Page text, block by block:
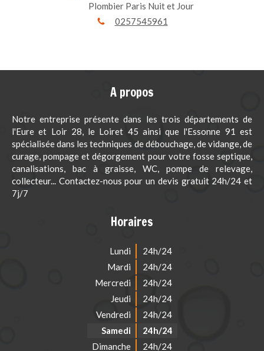
Plombier Paris Nuit et Jour
0257545961
A propos
Notre entreprise présente dans les trois départements de
l'Eure et Loir 28, le Loiret 45 ainsi que l'Essonne 91 est
spécialisée dans les techniques de débouchage, de vidange, de
curage, pompage et dégorgement pour votre fosse septique,
canalisations, bac à graisse, WC, pompe de relevage,
collecteur... Contactez-nous pour un devis gratuit 24h/24 et
7j/7
Horaires
Lundi
24h/24
Mardi
24h/24
Mercredi
24h/24
Jeudi
24h/24
Vendredi
24h/24
Samedi
24h/24
Dimanche
24h/24